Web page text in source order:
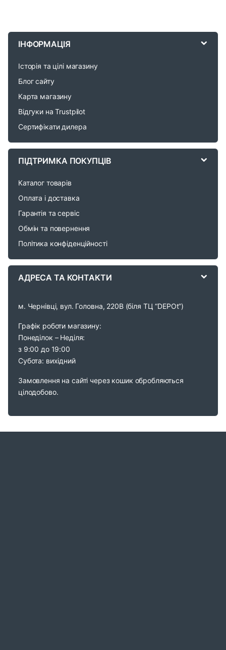
C
ІНФОРМАЦІЯ
Історія та цілі магазину
Блог сайту
Карта магазину
Відгуки на Trustpilot
Сертифікати дилера
ПІДТРИМКА ПОКУПЦІВ
Каталог товарів
Оплата і доставка
Гарантія та сервіс
Обмін та повернення
Політика конфіденційності
АДРЕСА ТА КОНТАКТИ
м. Чернівці, вул. Головна, 220В (біля ТЦ “DEPOt”)
Графік роботи магазину:
Понеділок – Неділя:
з 9:00 до 19:00
Субота: вихідний
Замовлення на сайті через кошик обробляються
цілодобово.